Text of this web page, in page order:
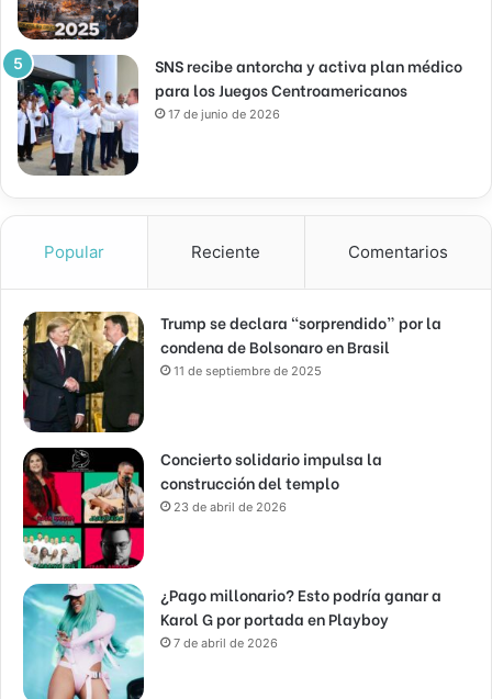
SNS recibe antorcha y activa plan médico
para los Juegos Centroamericanos
17 de junio de 2026
Popular Reciente Comentarios
Trump se declara “sorprendido” por la
condena de Bolsonaro en Brasil
11 de septiembre de 2025
Concierto solidario impulsa la
construcción del templo
23 de abril de 2026
¿Pago millonario? Esto podría ganar a
Karol G por portada en Playboy
7 de abril de 2026